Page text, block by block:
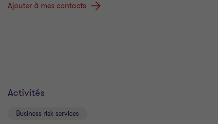
Ajouter à mes contacts
Activités
Business risk services